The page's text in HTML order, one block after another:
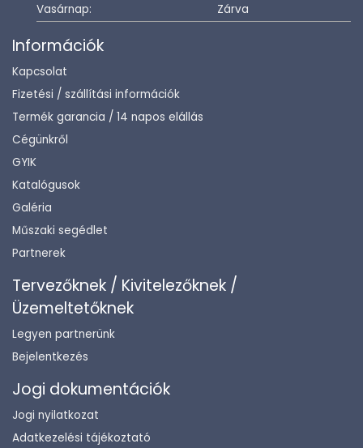
Vasárnap:
Zárva
Információk
Kapcsolat
Fizetési / szállítási információk
Termék garancia / 14 napos elállás
Cégünkről
GYIK
Katalógusok
Galéria
Műszaki segédlet
Partnerek
Tervezőknek / Kivitelezőknek /
Üzemeltetőknek
Legyen partnerünk
Bejelentkezés
Jogi dokumentációk
Jogi nyilatkozat
Adatkezelési tájékoztató